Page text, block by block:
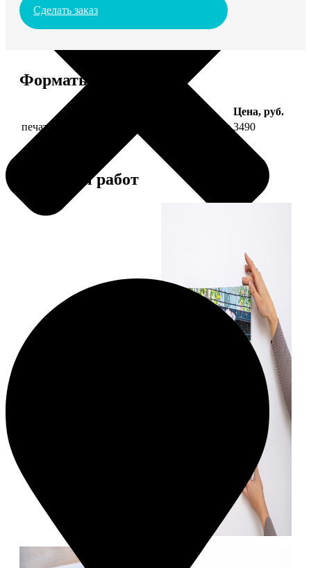
Сделать заказ
Форматы и цены
Цена, руб.
печать фото на холсте 30х60 на подрамнике 3490
Примеры работ